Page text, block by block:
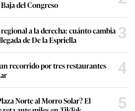
del Congreso
a la derecha: cuánto cambia
de De la Espriella
3
recorrido por tres restaurantes
4
Norte al Morro Solar? El
5